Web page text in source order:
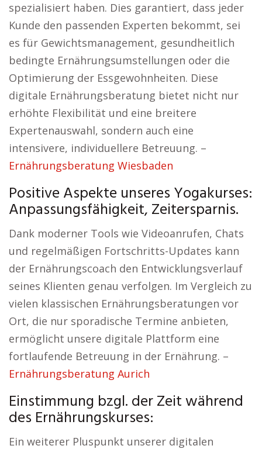
spezialisiert haben. Dies garantiert, dass jeder
Kunde den passenden Experten bekommt, sei
es für Gewichtsmanagement, gesundheitlich
bedingte Ernährungsumstellungen oder die
Optimierung der Essgewohnheiten. Diese
digitale Ernährungsberatung bietet nicht nur
erhöhte Flexibilität und eine breitere
Expertenauswahl, sondern auch eine
intensivere, individuellere Betreuung. –
Ernährungsberatung Wiesbaden
Positive Aspekte unseres Yogakurses:
Anpassungsfähigkeit, Zeitersparnis.
Dank moderner Tools wie Videoanrufen, Chats
und regelmäßigen Fortschritts-Updates kann
der Ernährungscoach den Entwicklungsverlauf
seines Klienten genau verfolgen. Im Vergleich zu
vielen klassischen Ernährungsberatungen vor
Ort, die nur sporadische Termine anbieten,
ermöglicht unsere digitale Plattform eine
fortlaufende Betreuung in der Ernährung. –
Ernährungsberatung Aurich
Einstimmung bzgl. der Zeit während
des Ernährungskurses:
Ein weiterer Pluspunkt unserer digitalen